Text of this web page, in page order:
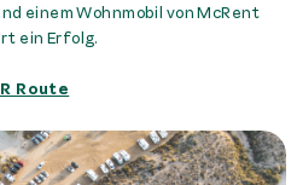
einem Wohnmobil von McRent
ein Erfolg.
Route